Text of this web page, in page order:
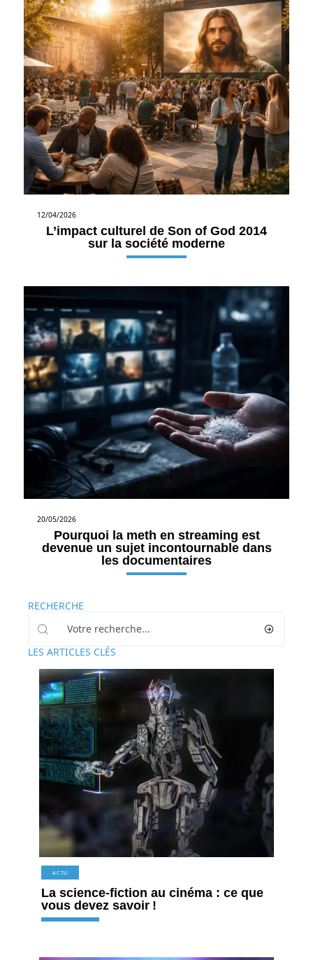
12/04/2026
L’impact culturel de Son of God 2014
sur la société moderne
20/05/2026
Pourquoi la meth en streaming est
devenue un sujet incontournable dans
les documentaires
RECHERCHE
LES ARTICLES CLÉS
ACTU
La science-fiction au cinéma : ce que
vous devez savoir !